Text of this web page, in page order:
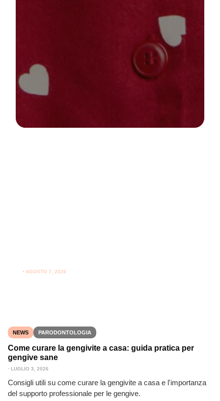
⋅ AGOSTO 7, 2026
NEWS PARODONTOLOGIA
Come curare la gengivite a casa: guida pratica per
gengive sane
⋅ LUGLIO 3, 2026
Consigli utili su come curare la gengivite a casa e l'importanza
del supporto professionale per le gengive.